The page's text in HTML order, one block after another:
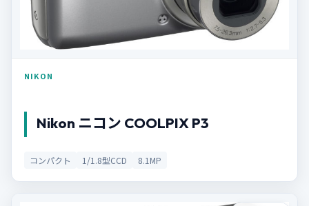
NIKON
Nikon ニコン COOLPIX P3
コンパクト 1/1.8型CCD 8.1MP